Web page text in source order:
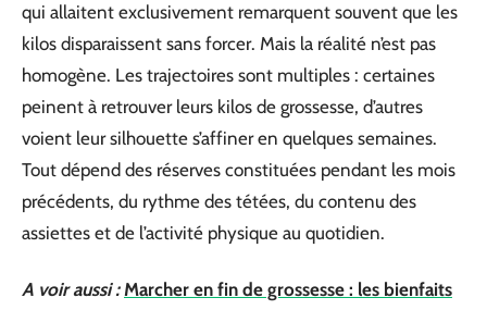
qui allaitent exclusivement remarquent souvent que les
kilos disparaissent sans forcer. Mais la réalité n’est pas
homogène. Les trajectoires sont multiples : certaines
peinent à retrouver leurs kilos de grossesse, d’autres
voient leur silhouette s’affiner en quelques semaines.
Tout dépend des réserves constituées pendant les mois
précédents, du rythme des tétées, du contenu des
assiettes et de l’activité physique au quotidien.
A voir aussi : Marcher en fin de grossesse : les bienfaits